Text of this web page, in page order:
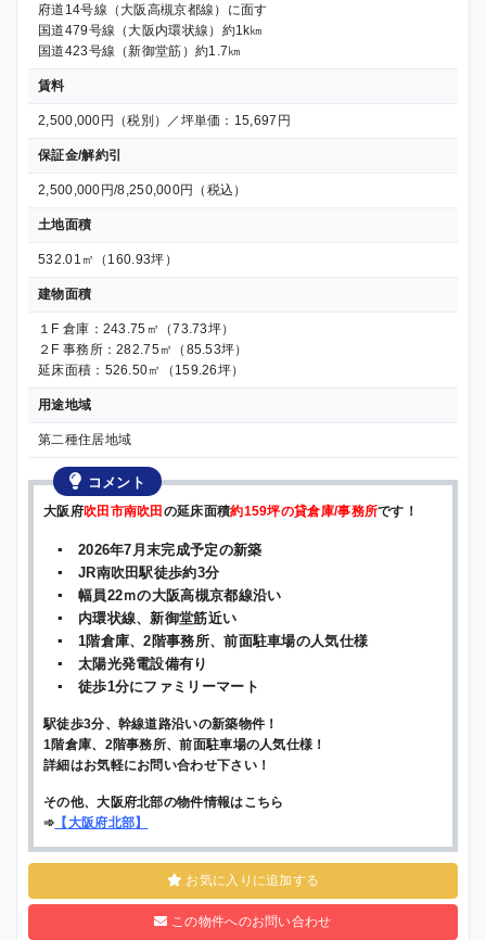
府道14号線（大阪高槻京都線）に面す
国道479号線（大阪内環状線）約1k㎞
国道423号線（新御堂筋）約1.7㎞
賃料
2,500,000円（税別）／坪単価：15,697円
保証金/解約引
2,500,000円/8,250,000円（税込）
土地面積
532.01㎡（160.93坪）
建物面積
１F 倉庫：243.75㎡（73.73坪）
２F 事務所：282.75㎡（85.53坪）
延床面積：526.50㎡（159.26坪）
用途地域
第二種住居地域
コメント
大阪府吹田市南吹田の延床面積約159坪の貸倉庫/事務所です！
▪ 2026年7月末完成予定の新築
▪ JR南吹田駅徒歩約3分
▪ 幅員22ｍの大阪高槻京都線沿い
▪ 内環状線、新御堂筋近い
▪ 1階倉庫、2階事務所、前面駐車場の人気仕様
▪ 太陽光発電設備有り
▪ 徒歩1分にファミリーマート
駅徒歩3分、幹線道路沿いの新築物件！
1階倉庫、2階事務所、前面駐車場の人気仕様！
詳細はお気軽にお問い合わせ下さい！
その他、大阪府北部の物件情報はこちら
➾ 【大阪府北部】
お気に入りに追加する
この物件へのお問い合わせ